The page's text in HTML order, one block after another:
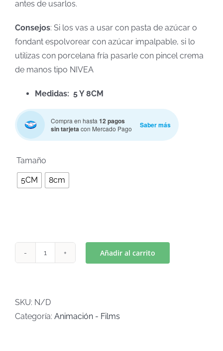
antes de usarlos.
Consejos: Si los vas a usar con pasta de azúcar o
fondant espolvorear con azúcar impalpable, si lo
utilizas con porcelana fría pasarle con pincel crema
de manos tipo NIVEA
Medidas: 5 Y 8CM
Compra en hasta12 pagos
sin tarjetacon Mercado Pago Saber más
Tamaño
5CM 8cm
C-
963)
Añadir al carrito
SKU: N/D
Categoría: Animación - Films